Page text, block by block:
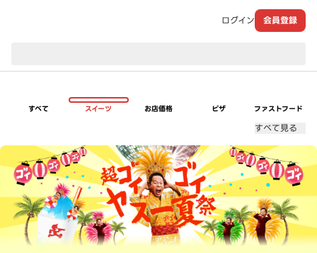
ログイン 会員登録
すべて スイーツ お店価格 ピザ ファストフード
すべて見る
超ゴイゴイヤスー夏祭